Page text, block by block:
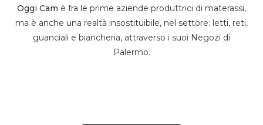
Oggi Cam è fra le prime aziende produttrici di materassi,
ma è anche una realtà insostituibile, nel settore: letti, reti,
guanciali e biancheria, attraverso i suoi Negozi di
Palermo.